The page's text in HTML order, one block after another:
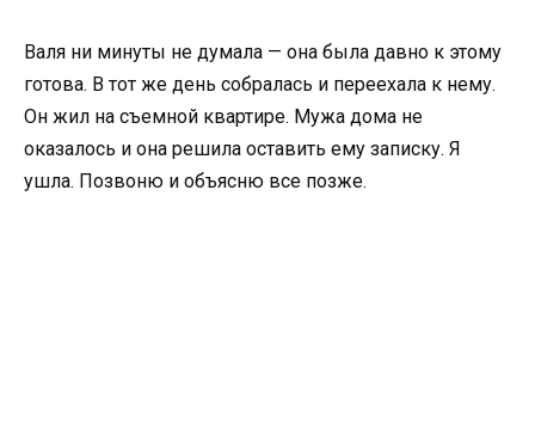
Валя ни минуты не думала — она была давно к этому
готова. В тот же день собралась и переехала к нему.
Он жил на съемной квартире. Мужа дома не
оказалось и она решила оставить ему записку. Я
ушла. Позвоню и объясню все позже.